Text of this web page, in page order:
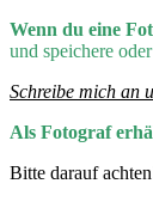
Wenn du eine
und speichere
Schreibe mich an
Als Fotograf
Bitte darauf